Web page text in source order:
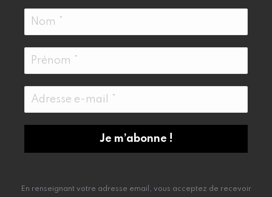
En renseignant votre adresse email, vous acceptez de recevoir